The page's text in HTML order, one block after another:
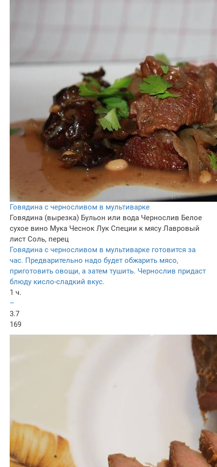
Говядина с черносливом в мультиварке
Говядина (вырезка) Бульон или вода Чернослив Белое
сухое вино Мука Чеснок Лук Специи к мясу Лавровый
лист Соль, перец
Говядина с черносливом в мультиварке готовится за
час. Предварительно надо будет обжарить мясо,
приготовить овощи, а затем тушить. Чернослив придаст
блюду кисло-сладкий вкус.
1 ч.
–
3.7
169